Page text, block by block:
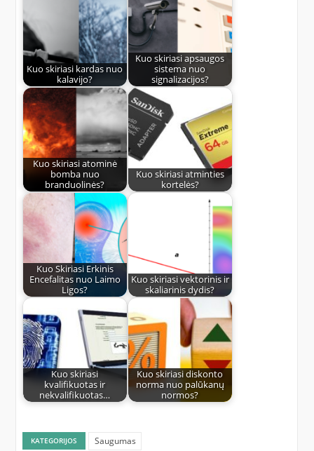
Kuo skiriasi kardas nuo
kalavijo?
Kuo skiriasi apsaugos
sistema nuo
signalizacijos?
Kuo skiriasi atominė
bomba nuo
branduolinės?
Kuo skiriasi atminties
kortelės?
Kuo Skiriasi Erkinis
Encefalitas nuo Laimo
Ligos?
Kuo skiriasi vektorinis ir
skaliarinis dydis?
Kuo skiriasi
kvalifikuotas ir
nekvalifikuotas…
Kuo skiriasi diskonto
norma nuo palūkanų
normos?
KATEGORIJOS Saugumas